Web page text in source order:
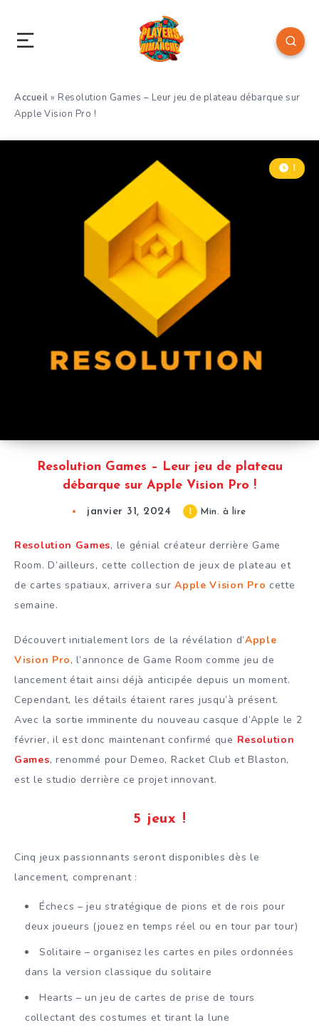
Accueil » Resolution Games – Leur jeu de plateau débarque sur
Apple Vision Pro !
Resolution Games – Leur jeu de plateau
débarque sur Apple Vision Pro !
1
janvier 31, 2024 1 Min. à lire
Resolution Games, le génial créateur derrière Game
Room. D’ailleurs, cette collection de jeux de plateau et
de cartes spatiaux, arrivera surApple Vision Pro cette
semaine.
Découvert initialement lors de la révélation d’Apple
Vision Pro, l’annonce de Game Room comme jeu de
lancement était ainsi déjà anticipée depuis un moment.
Cependant, les détails étaient rares jusqu’à présent.
Avec la sortie imminente du nouveau casque d’Apple le 2
février, il est donc maintenant confirmé que Resolution
Games, renommé pour Demeo, Racket Club et Blaston,
est le studio derrière ce projet innovant.
5 jeux !
Cinq jeux passionnants seront disponibles dès le
lancement, comprenant :
Échecs – jeu stratégique de pions et de rois pour
deux joueurs (jouez en temps réel ou en tour par tour)
Solitaire – organisez les cartes en piles ordonnées
dans la version classique du solitaire
Hearts – un jeu de cartes de prise de tours
collectant des costumes et tirant la lune